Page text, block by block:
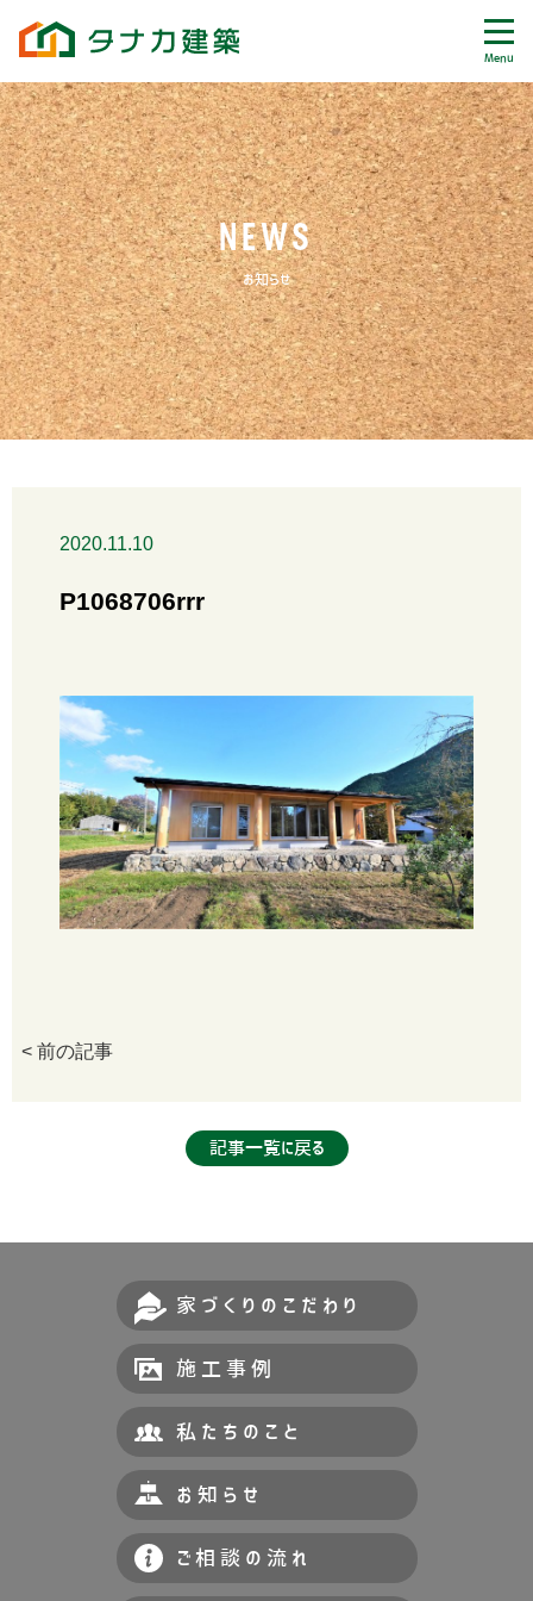
Menu
NEWS
お知らせ
2020.11.10
P1068706rrr
< 前の記事
記事一覧に戻る
家づくりのこだわり
施工事例
私たちのこと
お知らせ
ご相談の流れ